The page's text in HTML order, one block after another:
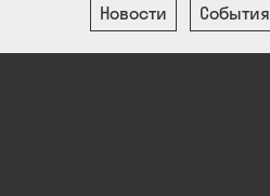
Основная
навигация
Новости События